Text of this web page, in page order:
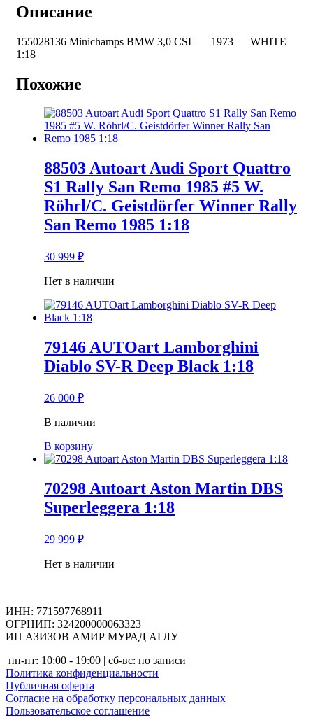
Описание
155028136 Minichamps BMW 3,0 CSL — 1973 — WHITE
1:18
Похожие
88503 Autoart Audi Sport Quattro
S1 Rally San Remo 1985 #5 W.
Röhrl/C. Geistdörfer Winner Rally
San Remo 1985 1:18
30 999 ₽
Нет в наличии
79146 AUTOart Lamborghini
Diablo SV-R Deep Black 1:18
26 000 ₽
В наличии
В корзину
70298 Autoart Aston Martin DBS
Superleggera 1:18
29 999 ₽
Нет в наличии
ИНН: 771597768911
ОГРНИП: 324200000063323
ИП АЗИЗОВ АМИР МУРАД АГЛУ
пн-пт: 10:00 - 19:00 | сб-вс: по записи
Политика конфиденциальности
Публичная оферта
Согласие на обработку персональных данных
Пользовательское соглашение